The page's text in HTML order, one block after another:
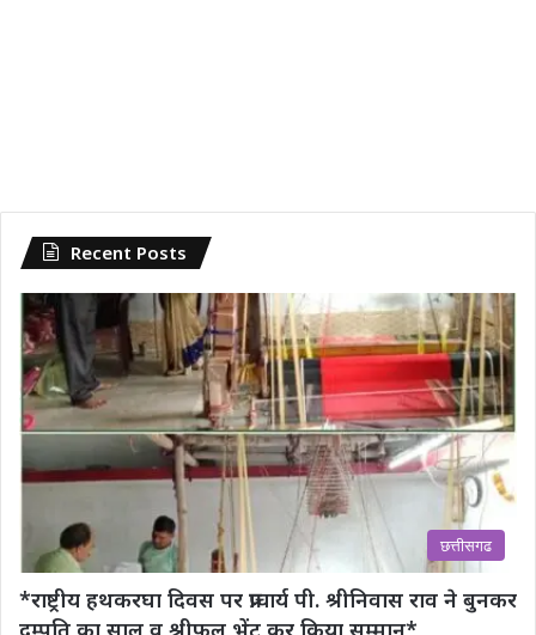
Recent Posts
छत्तीसगढ
*राष्ट्रीय हथकरघा दिवस पर प्राचार्य पी. श्रीनिवास राव‌ ने बुनकर